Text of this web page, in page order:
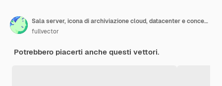
Sala server, icona di archiviazione cloud, datacenter e concetto di database, processo di scambio dati
fullvector
Potrebbero piacerti anche questi vettori.